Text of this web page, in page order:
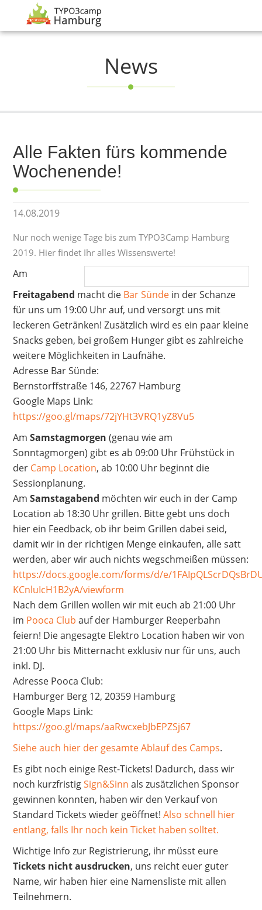
News
Alle Fakten fürs kommende
Wochenende!
14.08.2019
Nur noch wenige Tage bis zum TYPO3Camp Hamburg
2019. Hier findet Ihr alles Wissenswerte!
Am
Freitagabend macht die Bar Sünde in der Schanze
für uns um 19:00 Uhr auf, und versorgt uns mit
leckeren Getränken! Zusätzlich wird es ein paar kleine
Snacks geben, bei großem Hunger gibt es zahlreiche
weitere Möglichkeiten in Laufnähe.
Adresse Bar Sünde:
Bernstorffstraße 146, 22767 Hamburg
Google Maps Link:
https://goo.gl/maps/72jYHt3VRQ1yZ8Vu5
AmSamstagmorgen (genau wie am
Sonntagmorgen) gibt es ab 09:00 Uhr Frühstück in
der Camp Location, ab 10:00 Uhr beginnt die
Sessionplanung.
AmSamstagabend möchten wir euch in der Camp
Location ab 18:30 Uhr grillen. Bitte gebt uns doch
hier ein Feedback, ob ihr beim Grillen dabei seid,
damit wir in der richtigen Menge einkaufen, alle satt
werden, aber wir auch nichts wegschmeißen müssen:
https://docs.google.com/forms/d/e/
KCnluIcH1B2yA/viewform
Nach dem Grillen wollen wir mit euch ab 21:00 Uhr
im Pooca Club auf der Hamburger Reeperbahn
feiern! Die angesagte Elektro Location haben wir von
21:00 Uhr bis Mitternacht exklusiv nur für uns, auch
inkl. DJ.
Adresse Pooca Club:
Hamburger Berg 12, 20359 Hamburg
Google Maps Link:
https://goo.gl/maps/aaRwcxebJbEPZSj67
Siehe auch hier der gesamte Ablauf des Camps.
Es gibt noch einige Rest-Tickets! Dadurch, dass wir
noch kurzfristigSign&Sinn als zusätzlichen Sponsor
gewinnen konnten, haben wir den Verkauf von
Standard Tickets wieder geöffnet!Also schnell hier
entlang, falls Ihr noch kein Ticket haben solltet.
Wichtige Info zur Registrierung, ihr müsst eure
Tickets nicht ausdrucken, uns reicht euer guter
Name, wir haben hier eine Namensliste mit allen
Teilnehmern.